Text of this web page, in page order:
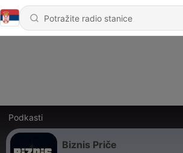
Podkasti
Biznis Priče